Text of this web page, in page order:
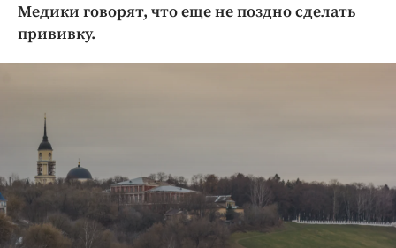
Благоустройство
Общество
Погода
Праздники
Происшествия
Медики говорят, что еще не поздно сделать
прививку.